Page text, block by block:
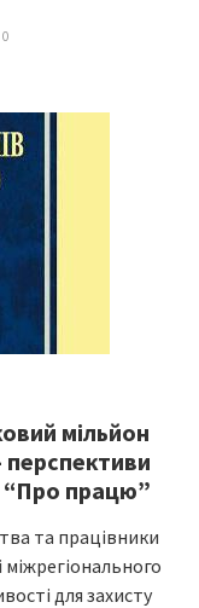
0
мільйон
перспективи
“Про працю”
та працівники
міжрегіонального
для захисту